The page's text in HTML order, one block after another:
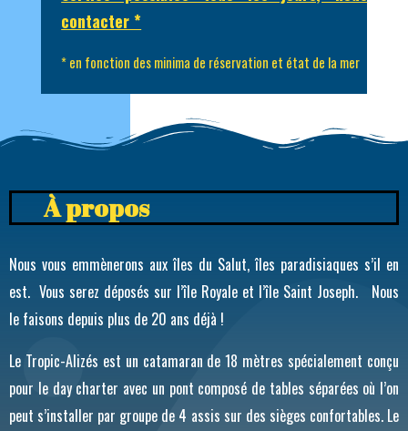
contacter *
* en fonction des minima de réservation et état de la mer
À propos
Nous vous emmènerons aux îles du Salut, îles paradisiaques s’il en
est. Vous serez déposés sur l’île Royale et l’île Saint Joseph. Nous
le faisons depuis plus de 20 ans déjà !
Le Tropic-Alizés est un catamaran de 18 mètres spécialement conçu
pour le day charter avec un pont composé de tables séparées où l’on
peut s’installer par groupe de 4 assis sur des sièges confortables. Le